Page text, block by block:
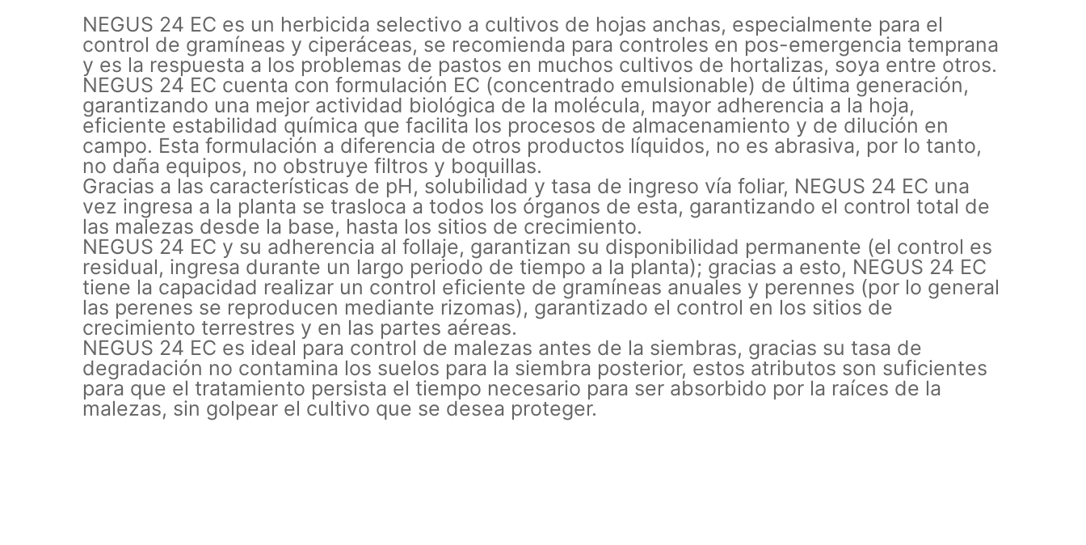
NEGUS 24 EC es un herbicida selectivo a cultivos de hojas anchas, especialmente para el
control de gramíneas y ciperáceas, se recomienda para controles en pos-emergencia temprana
y es la respuesta a los problemas de pastos en muchos cultivos de hortalizas, soya entre otros.
NEGUS 24 EC cuenta con formulación EC (concentrado emulsionable) de última generación,
garantizando una mejor actividad biológica de la molécula, mayor adherencia a la hoja,
eficiente estabilidad química que facilita los procesos de almacenamiento y de dilución en
campo. Esta formulación a diferencia de otros productos líquidos, no es abrasiva, por lo tanto,
no daña equipos, no obstruye filtros y boquillas.
Gracias a las características de pH, solubilidad y tasa de ingreso vía foliar, NEGUS 24 EC una
vez ingresa a la planta se trasloca a todos los órganos de esta, garantizando el control total de
las malezas desde la base, hasta los sitios de crecimiento.
NEGUS 24 EC y su adherencia al follaje, garantizan su disponibilidad permanente (el control es
residual, ingresa durante un largo periodo de tiempo a la planta); gracias a esto, NEGUS 24 EC
tiene la capacidad realizar un control eficiente de gramíneas anuales y perennes (por lo general
las perenes se reproducen mediante rizomas), garantizado el control en los sitios de
crecimiento terrestres y en las partes aéreas.
NEGUS 24 EC es ideal para control de malezas antes de la siembras, gracias su tasa de
degradación no contamina los suelos para la siembra posterior, estos atributos son suficientes
para que el tratamiento persista el tiempo necesario para ser absorbido por la raíces de la
malezas, sin golpear el cultivo que se desea proteger.